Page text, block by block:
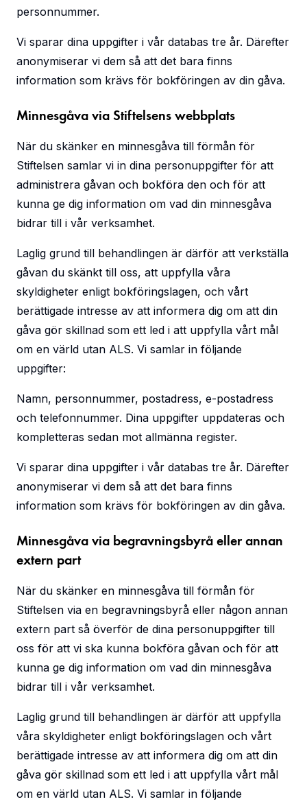
personnummer.
Vi sparar dina uppgifter i vår databas tre år. Därefter
anonymiserar vi dem så att det bara finns
information som krävs för bokföringen av din gåva.
Minnesgåva via Stiftelsens webbplats
När du skänker en minnesgåva till förmån för
Stiftelsen samlar vi in dina personuppgifter för att
administrera gåvan och bokföra den och för att
kunna ge dig information om vad din minnesgåva
bidrar till i vår verksamhet.
Laglig grund till behandlingen är därför att verkställa
gåvan du skänkt till oss, att uppfylla våra
skyldigheter enligt bokföringslagen, och vårt
berättigade intresse av att informera dig om att din
gåva gör skillnad som ett led i att uppfylla vårt mål
om en värld utan ALS. Vi samlar in följande
uppgifter:
Namn, personnummer, postadress, e-postadress
och telefonnummer. Dina uppgifter uppdateras och
kompletteras sedan mot allmänna register.
Vi sparar dina uppgifter i vår databas tre år. Därefter
anonymiserar vi dem så att det bara finns
information som krävs för bokföringen av din gåva.
Minnesgåva via begravningsbyrå eller annan
extern part
När du skänker en minnesgåva till förmån för
Stiftelsen via en begravningsbyrå eller någon annan
extern part så överför de dina personuppgifter till
oss för att vi ska kunna bokföra gåvan och för att
kunna ge dig information om vad din minnesgåva
bidrar till i vår verksamhet.
Laglig grund till behandlingen är därför att uppfylla
våra skyldigheter enligt bokföringslagen och vårt
berättigade intresse av att informera dig om att din
gåva gör skillnad som ett led i att uppfylla vårt mål
om en värld utan ALS. Vi samlar in följande